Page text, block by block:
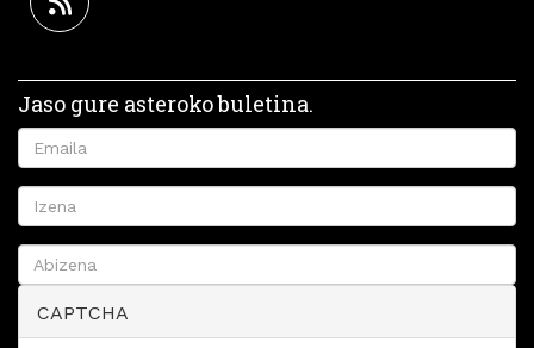
Jaso gure asteroko buletina.
CAPTCHA